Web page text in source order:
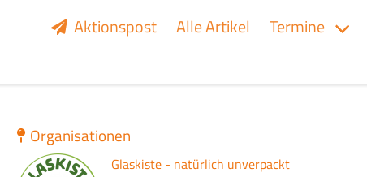
Aktionspost Alle Artikel Termine
Organisationen
Logo Glaskiste - natürlich unverpackt